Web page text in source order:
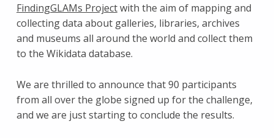
FindingGLAMs Projectwith the aim of mapping and
collecting data about galleries, libraries, archives
and museums all around the world and collect them
to the Wikidata database.
We are thrilled to announce that 90 participants
from all over the globe signed up for the challenge,
and we are just starting to conclude the results.